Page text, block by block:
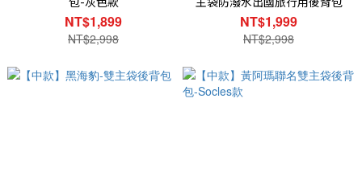
NT$1,899
NT$2,998
NT$1,999
NT$2,998